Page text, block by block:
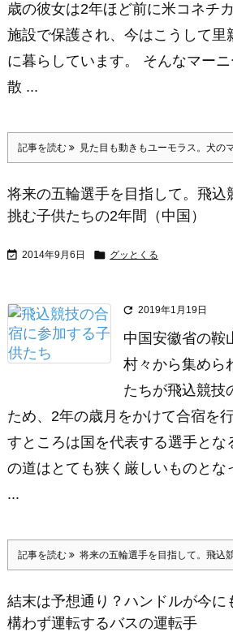
歳の彼女は2年ほど前に米コネチ
施設で保護され、今はこうして里
に暮らしています。 そんなマー
散 ...
記事を読む 見た目も動きもユーモラス。犬の
将来の五輪選手を目指して。飛込
挑む子供たちの2年間（中国）
 2014年9月6日  グッとくる
 2019年1月19日
中国安徽省の鞍
村々から集めら
たちが飛込競技
ため、2年の歳月をかけて合宿を
すところは国を代表する選手とな
の道はとても狭く厳しいものとな
...
記事を読む 将来の五輪選手を目指して。飛込
結末は予想通り？ハンドルが今に
構わず運転するバスの運転手